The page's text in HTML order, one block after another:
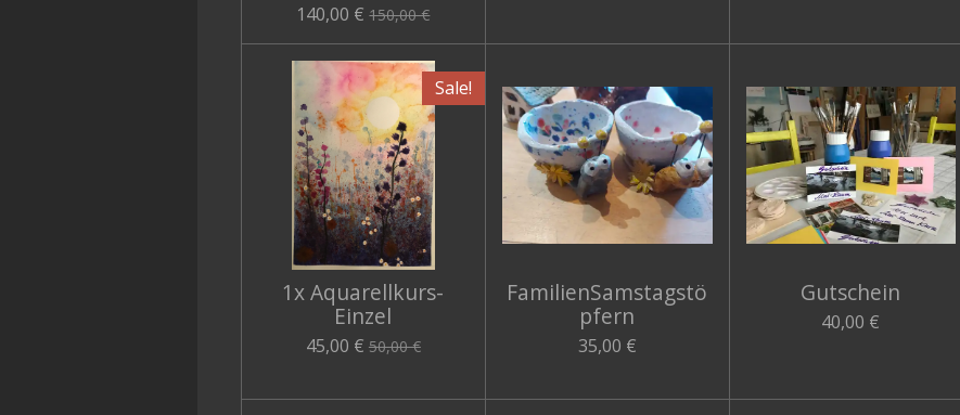
140,00 € 150,00 €
Sale!
1x Aquarellkurs-
Einzel
45,00 € 50,00 €
FamilienSamstagstö
pfern
35,00 €
Gutschein
40,00 €